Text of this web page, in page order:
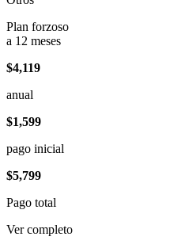
Plan forzoso
a 12 meses
$4,119
anual
$1,599
pago inicial
$5,799
Pago total
Ver completo